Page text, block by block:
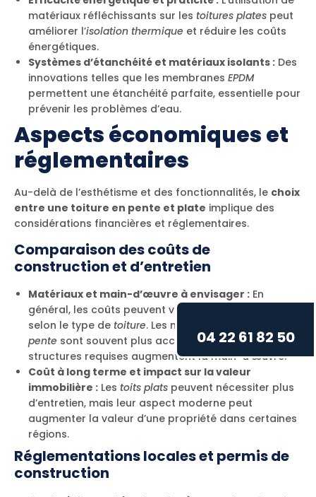
matériaux réfléchissants sur les toitures plates peut
améliorer l’isolation thermique et réduire les coûts
énergétiques.
Systèmes d’étanchéité et matériaux isolants : Des
innovations telles que les membranes EPDM
permettent une étanchéité parfaite, essentielle pour
prévenir les problèmes d’eau.
Aspects économiques et
réglementaires
Au-delà de l’esthétisme et des fonctionnalités, le choix
entre une toiture en pente et plate implique des
considérations financières et réglementaires.
Comparaison des coûts de
construction et d’entretien
Matériaux et main-d’œuvre à envisager : En
général, les coûts peuvent varier considérablement
selon le type de toiture. Les matériaux pour
pente sont souvent plus accessibles, mais les
structures requises augmentent la main-d’œuvre.
Coût à long terme et impact sur la valeur
immobilière : Les toits plats peuvent nécessiter plus
d’entretien, mais leur aspect moderne peut
augmenter la valeur d’une propriété dans certaines
régions.
Réglementations locales et permis de
construction
04 22 61 82 50